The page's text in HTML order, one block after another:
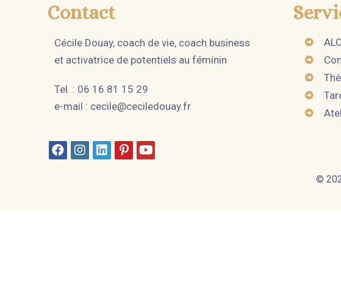
Contact
Cécile Douay, coach de vie, coach business
et activatrice de potentiels au féminin
Tel. : 06 16 81 15 29
e-mail : cecile@ceciledouay.fr
©